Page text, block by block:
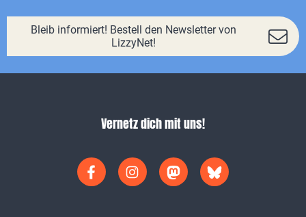
Bleib informiert! Bestell den Newsletter von
LizzyNet!
Vernetz dich mit uns!